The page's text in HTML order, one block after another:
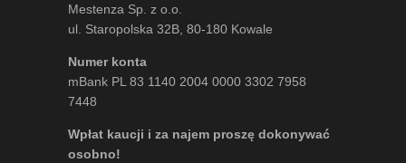
Mestenza Sp. z o.o.
ul. Staropolska 32B, 80-180 Kowale
Numer konta
mBank PL 83 1140 2004 0000 3302 7958
7448
Wpłat kaucji i za najem proszę dokonywać
osobno!